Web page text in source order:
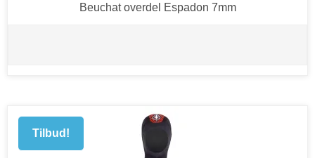
Beuchat overdel Espadon 7mm
Tilbud!